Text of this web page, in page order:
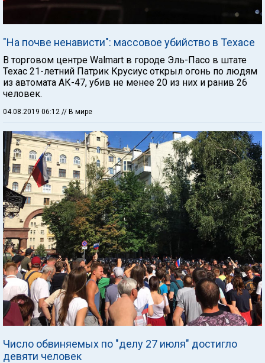
"На почве ненависти": массовое убийство в Техасе
В торговом центре Walmart в городе Эль-Пасо в штате
Техас 21-летний Патрик Крусиус открыл огонь по людям
из автомата АК-47, убив не менее 20 из них и ранив 26
человек.
04.08.2019 06:12 // В мире
Число обвиняемых по "делу 27 июля" достигло
девяти человек